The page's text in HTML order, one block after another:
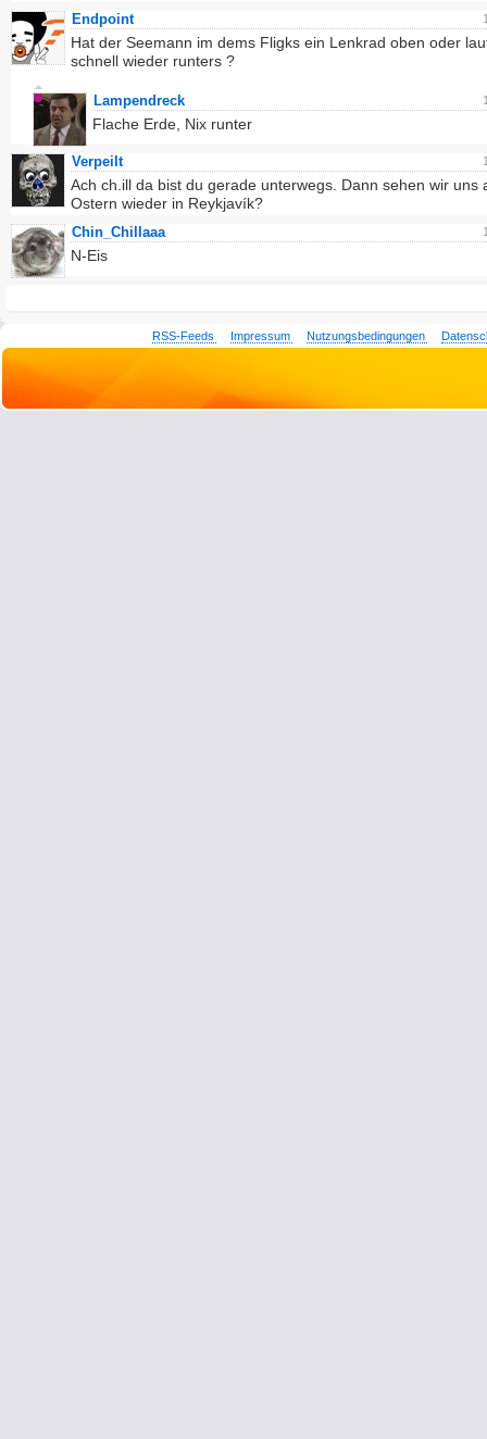
Endpoint
Hat der Seemann im dems Fligks ein Lenkrad oben oder
schnell wieder runters ?
Lampendreck
Flache Erde, Nix runter
Verpeilt
Ach ch.ill da bist du gerade unterwegs. Dann sehen wir uns
Ostern wieder in Reykjavík?
Chin_Chillaaa
N-Eis
RSS-Feeds Impressum Nutzungsbedingungen